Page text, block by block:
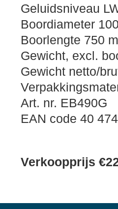
Geluidsniveau
Boordiameter
Boorlengte 750
Gewicht, excl.
Gewicht netto/
Art. nr. EB490G
EAN code 40
Verkoopprijs